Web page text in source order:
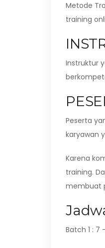
Metode
training
Instruktur
Peserta
karyawan
Karena
training.
membuat
Batch 1 : 7